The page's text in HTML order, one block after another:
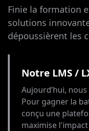
Finie la formation
solutions
dépoussièrent les
Notre LMS /
Aujourd’hui,
Pour gagner la
conçu une
maximise